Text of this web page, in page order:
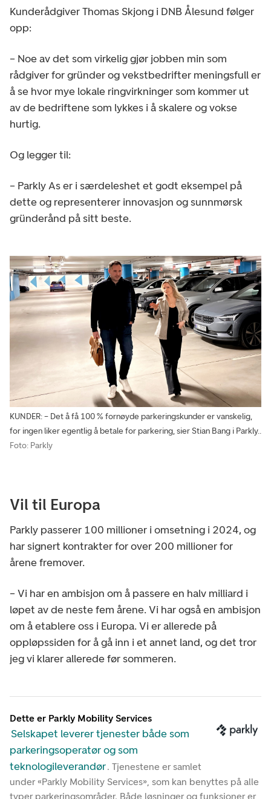
Kunderådgiver Thomas Skjong i DNB Ålesund følger
opp:
– Noe av det som virkelig gjør jobben min som
rådgiver for gründer og vekstbedrifter meningsfull er
å se hvor mye lokale ringvirkninger som kommer ut
av de bedriftene som lykkes i å skalere og vokse
hurtig.
Og legger til:
– Parkly As er i særdeleshet et godt eksempel på
dette og representerer innovasjon og sunnmørsk
gründerånd på sitt beste.
KUNDER: – Det å få 100 % fornøyde parkeringskunder er vanskelig,
for ingen liker egentlig å betale for parkering, sier Stian Bang i Parkly..
Foto: Parkly
Vil til Europa
Parkly passerer 100 millioner i omsetning i 2024, og
har signert kontrakter for over 200 millioner for
årene fremover.
– Vi har en ambisjon om å passere en halv milliard i
løpet av de neste fem årene. Vi har også en ambisjon
om å etablere oss i Europa. Vi er allerede på
oppløpssiden for å gå inn i et annet land, og det tror
jeg vi klarer allerede før sommeren.
Dette er Parkly Mobility Services
Selskapet leverer tjenester både som
parkeringsoperatør og som
teknologileverandør. Tjenestene er samlet
under «Parkly Mobility Services», som kan benyttes på alle
typer parkeringsområder. Både løsninger og funksjoner er